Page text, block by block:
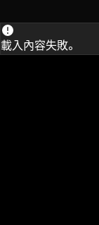
載入內容失敗。